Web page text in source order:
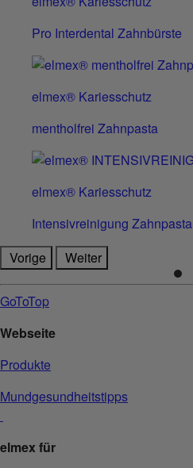
Pro Interdental Zahnbürste
elmex® Kariesschutz
mentholfrei Zahnpasta
elmex® Kariesschutz
Intensivreinigung Zahnpasta
Vorige
Weiter
GoToTop
Webseite
Produkte
Mundgesundheitstipps
elmex für